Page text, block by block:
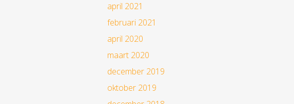
april 2021
februari 2021
april 2020
maart 2020
december 2019
oktober 2019